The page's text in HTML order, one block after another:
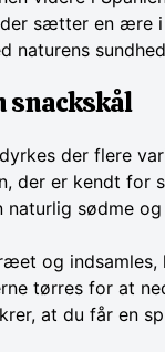
sætter en ære
naturens
snackskål
der flere
der er kendt for
naturlig sødme
og
tørres for at
at du får en